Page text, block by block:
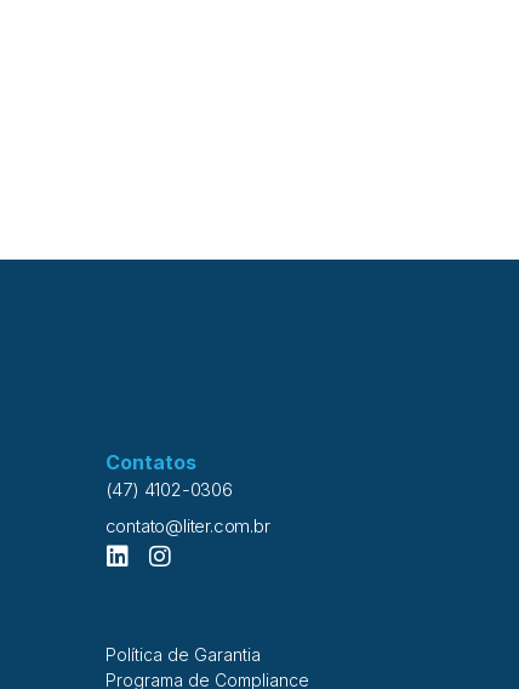
Contatos
(47) 4102-0306
contato@liter.com.br
Política de Garantia
Programa de Compliance